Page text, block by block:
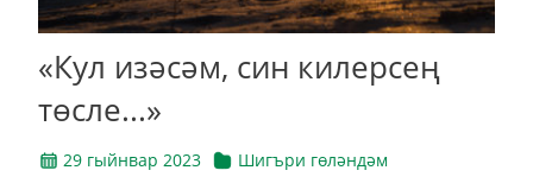
«Кул изәсәм, син килерсең
төсле...»
29 гыйнвар 2023
Шигъри гөләндәм